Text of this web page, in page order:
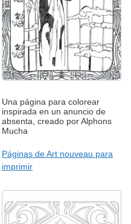
Una página para colorear
inspirada en un anuncio de
absenta, creado por Alphons
Mucha
Páginas de Art nouveau para
imprimir